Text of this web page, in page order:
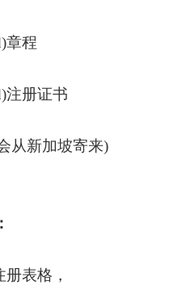
章程
注册证书
从新加坡寄来)
表格，